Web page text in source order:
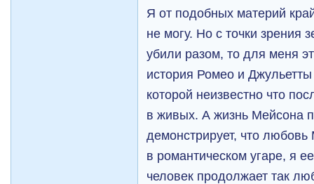
Я от подобных материй
не могу. Но с точки
убили разом, то для меня
история Ромео и
которой неизвестно что
в живых. А жизнь Мейсона
демонстрирует, что
в романтическом угаре, я
человек продолжает так